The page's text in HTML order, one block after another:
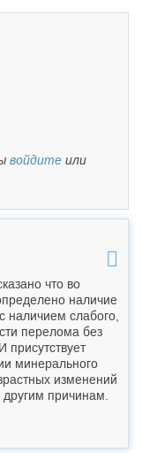
войдите или
что во
наличие
наличием слабого,
перелома без
минерального
изменений
причинам.